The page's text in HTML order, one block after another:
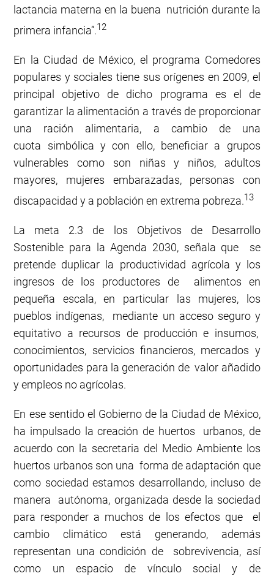
lactancia materna en la buena nutrición durante la
primera infancia”.12
En la Ciudad de México, el programa Comedores
populares y sociales tiene sus orígenes en 2009, el
principal objetivo de dicho programa es el de
garantizar la alimentación a través de proporcionar
una ración alimentaria, a cambio de una
cuota simbólica y con ello, beneficiar a grupos
vulnerables como son niñas y niños, adultos
mayores, mujeres embarazadas, personas con
discapacidad y a población en extrema pobreza.13
La meta 2.3 de los Objetivos de Desarrollo
Sostenible para la Agenda 2030, señala que se
pretende duplicar la productividad agrícola y los
ingresos de los productores de alimentos en
pequeña escala, en particular las mujeres, los
pueblos indígenas, mediante un acceso seguro y
equitativo a recursos de producción e insumos,
conocimientos, servicios financieros, mercados y
oportunidades para la generación de valor añadido
y empleos no agrícolas.
En ese sentido el Gobierno de la Ciudad de México,
ha impulsado la creación de huertos urbanos, de
acuerdo con la secretaria del Medio Ambiente los
huertos urbanos son una forma de adaptación que
como sociedad estamos desarrollando, incluso de
manera autónoma, organizada desde la sociedad
para responder a muchos de los efectos que el
cambio climático está generando, además
representan una condición de sobrevivencia, así
como un espacio de vínculo social y de